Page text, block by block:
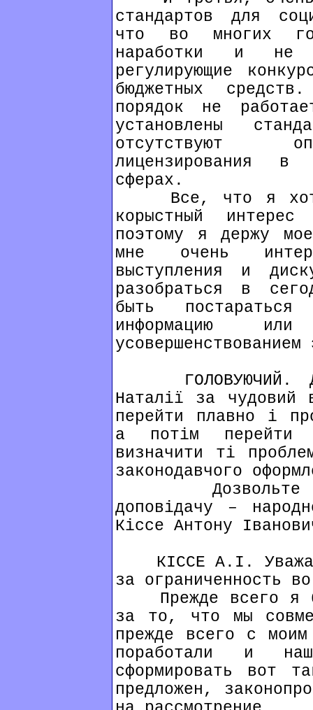
стандартов для
что во многих
наработки и не
регулирующие
бюджетных
порядок не
установлены
отсутствуют
лицензирования в
сферах.
Все, что я
корыстный
поэтому я держу
мне очень
выступления и
разобраться в
быть
информацию
ГОЛОВУЮЧИЙ.
Наталії за чудовий
перейти плавно і
а потім перейти
визначити ті
законодавчого
Дозвольте
доповідачу –
Кіссе Антону
КІССЕ А.І.
за ограниченность
Прежде всего я
за то, что мы
прежде всего с
поработали и
сформировать вот
предложен,